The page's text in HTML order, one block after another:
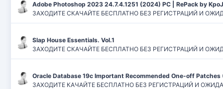
Adobe Photoshop 2023 24.7.4.1251 (2024) PC | RePack by
ЗАХОДИТЕ СКАЧАЙТЕ БЕСПЛАТНО БЕЗ РЕГИСТРАЦИЙ И
Slap House Essentials. Vol.1
ЗАХОДИТЕ СКАЧАЙТЕ БЕСПЛАТНО БЕЗ РЕГИСТРАЦИЙ И
Oracle Database 19c Important Recommended One-off Patches
ЗАХОДИТЕ КАЧАЙТЕ БЕСПЛАТНО БЕЗ РЕГИСТРАЦИЙ И